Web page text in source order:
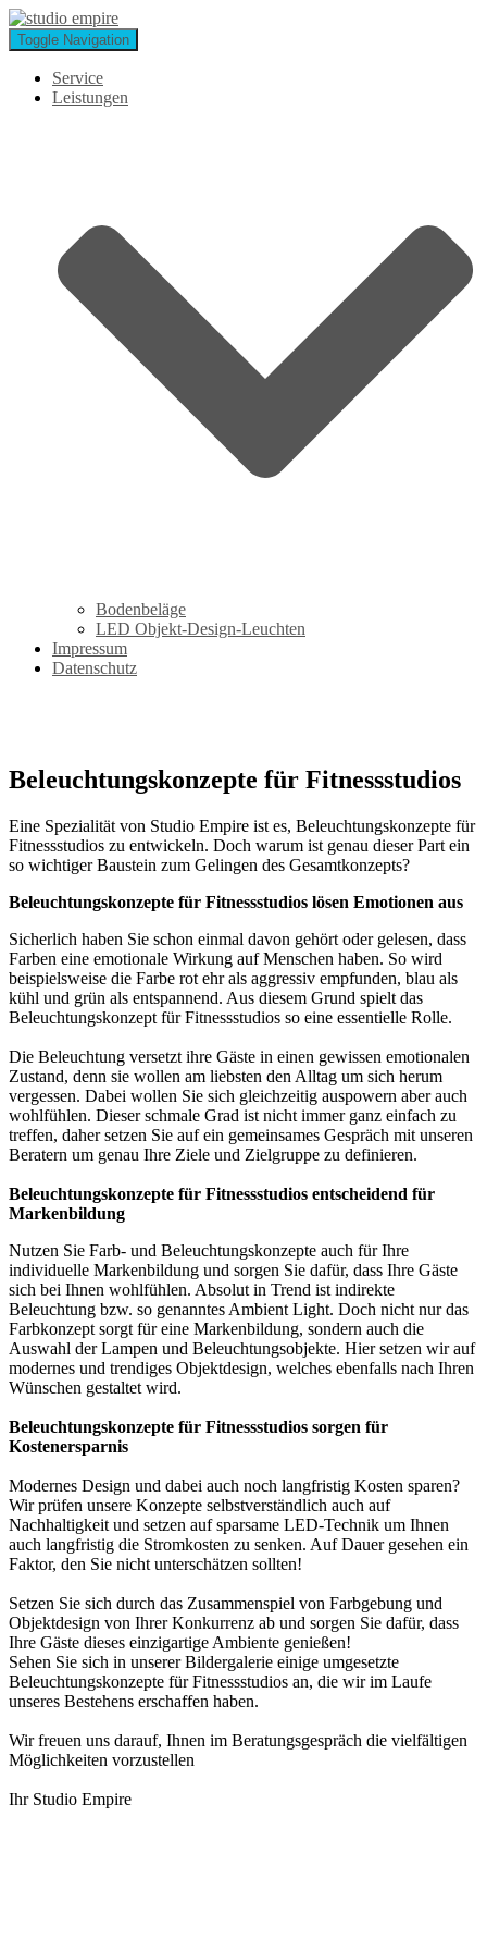
Toggle Navigation
Service
Leistungen
Bodenbeläge
LED Objekt-Design-Leuchten
Impressum
Datenschutz
Beleuchtungskonzepte für Fitnessstudios
Eine Spezialität von Studio Empire ist es, Beleuchtungskonzepte für
Fitnessstudios zu entwickeln. Doch warum ist genau dieser Part ein
so wichtiger Baustein zum Gelingen des Gesamtkonzepts?
Beleuchtungskonzepte für Fitnessstudios lösen Emotionen aus
Sicherlich haben Sie schon einmal davon gehört oder gelesen, dass
Farben eine emotionale Wirkung auf Menschen haben. So wird
beispielsweise die Farbe rot ehr als aggressiv empfunden, blau als
kühl und grün als entspannend. Aus diesem Grund spielt das
Beleuchtungskonzept für Fitnessstudios so eine essentielle Rolle.
Die Beleuchtung versetzt ihre Gäste in einen gewissen emotionalen
Zustand, denn sie wollen am liebsten den Alltag um sich herum
vergessen. Dabei wollen Sie sich gleichzeitig auspowern aber auch
wohlfühlen. Dieser schmale Grad ist nicht immer ganz einfach zu
treffen, daher setzen Sie auf ein gemeinsames Gespräch mit unseren
Beratern um genau Ihre Ziele und Zielgruppe zu definieren.
Beleuchtungskonzepte für Fitnessstudios entscheidend für
Markenbildung
Nutzen Sie Farb- und Beleuchtungskonzepte auch für Ihre
individuelle Markenbildung und sorgen Sie dafür, dass Ihre Gäste
sich bei Ihnen wohlfühlen. Absolut in Trend ist indirekte
Beleuchtung bzw. so genanntes Ambient Light. Doch nicht nur das
Farbkonzept sorgt für eine Markenbildung, sondern auch die
Auswahl der Lampen und Beleuchtungsobjekte. Hier setzen wir auf
modernes und trendiges Objektdesign, welches ebenfalls nach Ihren
Wünschen gestaltet wird.
Beleuchtungskonzepte für Fitnessstudios sorgen für
Kostenersparnis
Modernes Design und dabei auch noch langfristig Kosten sparen?
Wir prüfen unsere Konzepte selbstverständlich auch auf
Nachhaltigkeit und setzen auf sparsame LED-Technik um Ihnen
auch langfristig die Stromkosten zu senken. Auf Dauer gesehen ein
Faktor, den Sie nicht unterschätzen sollten!
Setzen Sie sich durch das Zusammenspiel von Farbgebung und
Objektdesign von Ihrer Konkurrenz ab und sorgen Sie dafür, dass
Ihre Gäste dieses einzigartige Ambiente genießen!
Sehen Sie sich in unserer Bildergalerie einige umgesetzte
Beleuchtungskonzepte für Fitnessstudios an, die wir im Laufe
unseres Bestehens erschaffen haben.
Wir freuen uns darauf, Ihnen im Beratungsgespräch die vielfältigen
Möglichkeiten vorzustellen
Ihr Studio Empire